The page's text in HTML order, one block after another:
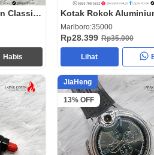
Kotak Rokok Elegan Classic Metal Stainless
Habis
Marlboro:35000
Rp28.399 Rp35.000
Lihat
JiaHeng
13% OFF